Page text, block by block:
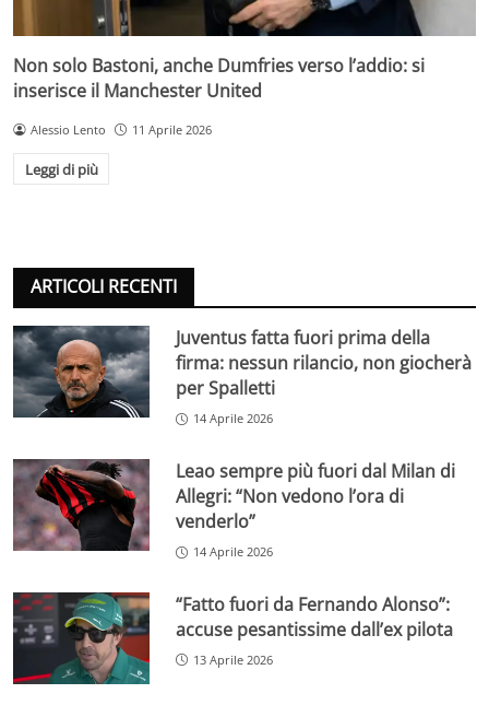
Non solo Bastoni, anche Dumfries verso l’addio: si
inserisce il Manchester United
Alessio Lento 11 Aprile 2026
Leggi di più
ARTICOLI RECENTI
Juventus fatta fuori prima della
firma: nessun rilancio, non giocherà
per Spalletti
14 Aprile 2026
Leao sempre più fuori dal Milan di
Allegri: “Non vedono l’ora di
venderlo”
14 Aprile 2026
“Fatto fuori da Fernando Alonso”:
accuse pesantissime dall’ex pilota
13 Aprile 2026